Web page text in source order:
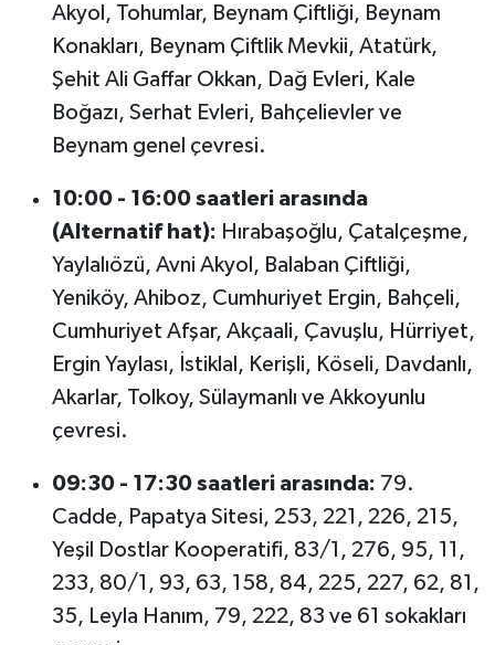
Akyol, Tohumlar, Beynam Çiftliği, Beynam
Konakları, Beynam Çiftlik Mevkii, Atatürk,
Şehit Ali Gaffar Okkan, Dağ Evleri, Kale
Boğazı, Serhat Evleri, Bahçelievler ve
Beynam genel çevresi.
10:00 - 16:00 saatleri arasında
(Alternatif hat): Hırabaşoğlu, Çatalçeşme,
Yaylalıözü, Avni Akyol, Balaban Çiftliği,
Yeniköy, Ahiboz, Cumhuriyet Ergin, Bahçeli,
Cumhuriyet Afşar, Akçaali, Çavuşlu, Hürriyet,
Ergin Yaylası, İstiklal, Kerişli, Köseli, Davdanlı,
Akarlar, Tolkoy, Sülaymanlı ve Akkoyunlu
çevresi.
09:30 - 17:30 saatleri arasında: 79.
Cadde, Papatya Sitesi, 253, 221, 226, 215,
Yeşil Dostlar Kooperatifi, 83/1, 276, 95, 11,
233, 80/1, 93, 63, 158, 84, 225, 227, 62, 81,
35, Leyla Hanım, 79, 222, 83 ve 61 sokakları